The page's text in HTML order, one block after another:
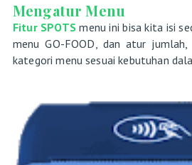
Mengatur Menu
Fitur SPOTS menu ini bisa kita isi
menu GO-FOOD, dan atur
kategori menu sesuai kebutuhan